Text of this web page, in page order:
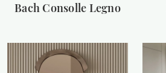
Bach Consolle Legno